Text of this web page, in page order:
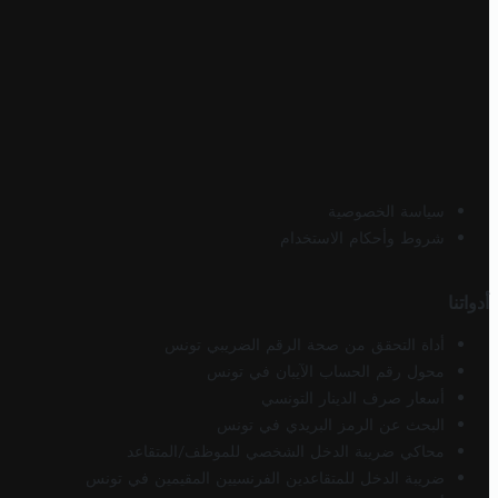
سياسة الخصوصية
شروط وأحكام الاستخدام
أدواتنا
أداة التحقق من صحة الرقم الضريبي تونس
محول رقم الحساب الآيبان في تونس
أسعار صرف الدينار التونسي
البحث عن الرمز البريدي في تونس
محاكي ضريبة الدخل الشخصي للموظف/المتقاعد
ضريبة الدخل للمتقاعدين الفرنسيين المقيمين في تونس